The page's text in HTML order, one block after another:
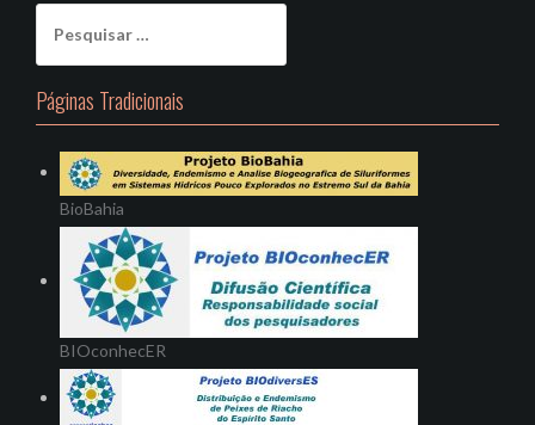
por:
Páginas Tradicionais
BioBahia
BIOconhecER